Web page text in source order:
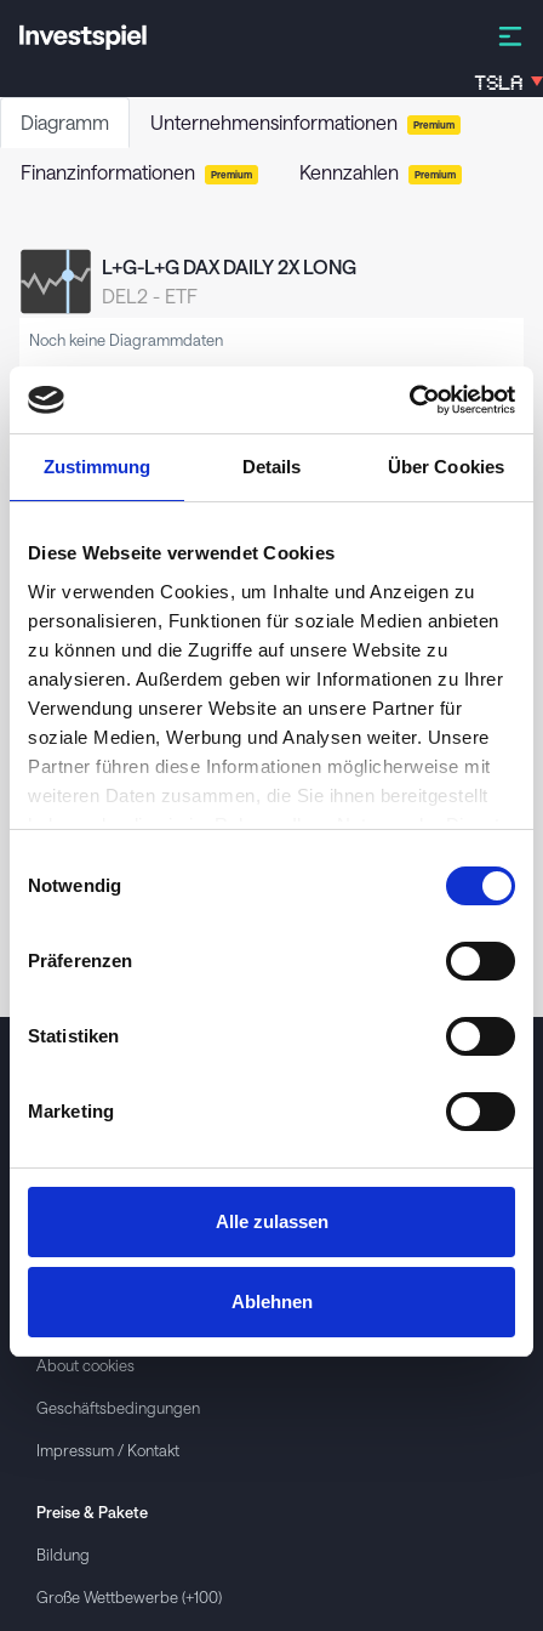
Zustimmung Details Über Cookies
Diese Webseite verwendet Cookies
Wir verwenden Cookies, um Inhalte und Anzeigen zu
personalisieren, Funktionen für soziale Medien anbieten
zu können und die Zugriffe auf unsere Website zu
analysieren. Außerdem geben wir Informationen zu Ihrer
Verwendung unserer Website an unsere Partner für
soziale Medien, Werbung und Analysen weiter. Unsere
Partner führen diese Informationen möglicherweise mit
weiteren Daten zusammen, die Sie ihnen bereitgestellt
haben oder die sie im Rahmen Ihrer Nutzung der Dienste
Notwendig
Präferenzen
Statistiken
Marketing
Alle zulassen
Ablehnen
TSLA
Diagramm Unternehmensinformationen Premium
Finanzinformationen Premium Kennzahlen Premium
L+G-L+G DAX DAILY 2X LONG
DEL2 - ETF
Noch keine Diagrammdaten
24 Std. 1M 3M 1J 5J
About cookies
Geschäftsbedingungen
Impressum / Kontakt
Preise & Pakete
Bildung
Große Wettbewerbe (+100)